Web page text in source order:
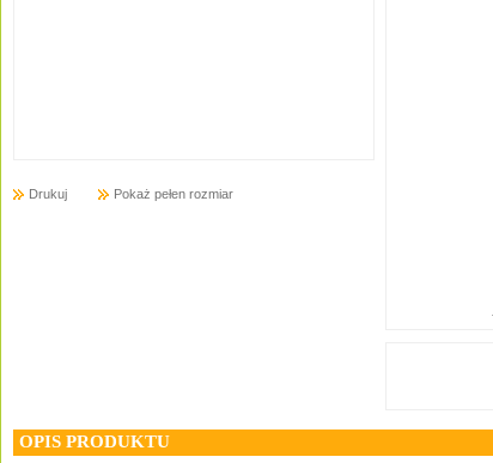
Drukuj Pokaż pełen rozmiar
OPIS PRODUKTU